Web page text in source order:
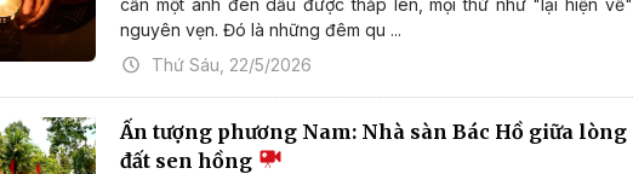
nguyên vẹn. Đó là những đêm qu ...
Thứ Sáu, 22/5/2026
Ấn tượng phương Nam: Nhà sàn Bác Hồ giữa lòng
đất sen hồng